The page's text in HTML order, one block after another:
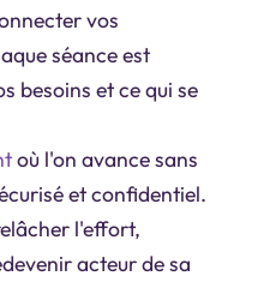
vos
séance est
besoins et ce qui se
où l'on avance sans
et confidentiel.
l'effort,
acteur de sa